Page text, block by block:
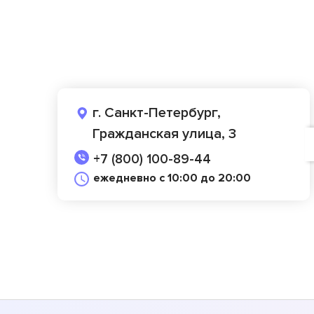
г. Санкт-Петербург,
Гражданская улица, 3
+7 (800) 100-89-44
ежедневно с 10:00 до 20:00